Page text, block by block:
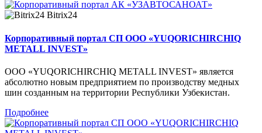
Bitrix24
Корпоративный портал СП OOO «YUQORICHIRCHIQ
METALL INVEST»
ООО «YUQORICHIRCHIQ METALL INVEST» является
абсолютно новым предприятием по производству медных
шин созданным на территории Республики Узбекистан.
Подробнее